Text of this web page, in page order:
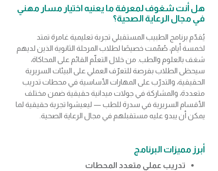
هل أنت شغوف لمعرفة ما يعنيه اختيار مسار مهني
في مجال الرعاية الصحية؟
يُقدّم برنامج الطبيب المستقبلي تجربة تعليمية غامرة تمتد
لخمسة أيام، صُمّمت خصيصًا لطلاب المرحلة الثانوية الذين لديهم
شغف بالعلوم والطب. من خلال التعلّم القائم على المحاكاة،
سيحظى الطلاب بفرصة للتعرّف العملي على البيئات السريرية
الحقيقية، والتدرّب على المهارات الأساسية في محطات تدريب
متعددة، والمشاركة في جولات ميدانية حقيقية ضمن مختلف
الأقسام السريرية في سدرة للطب — ليعيشوا تجربة حقيقية لما
يمكن أن يبدو عليه مستقبلهم في مجال الرعاية الصحية.
أبرز مميزات البرنامج
تدريب عملي متعدد المحطات